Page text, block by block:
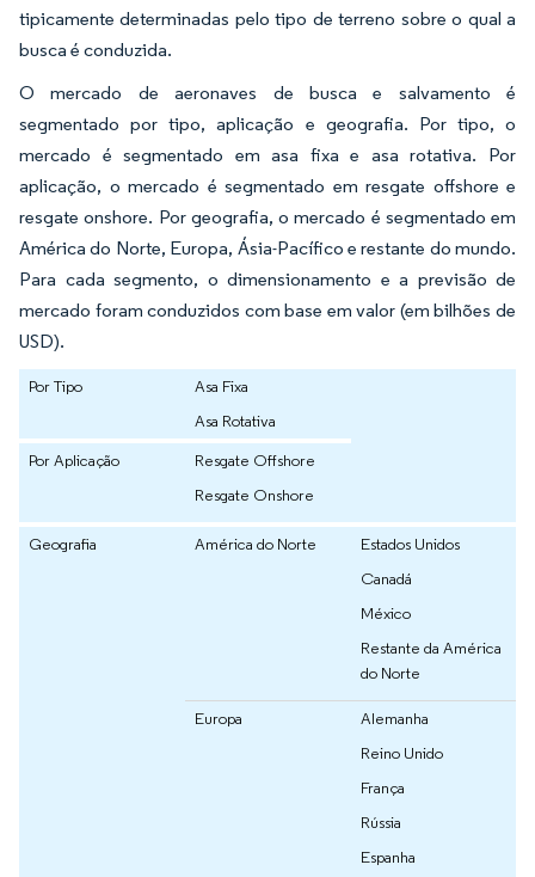
tipicamente determinadas pelo tipo de terreno sobre o qual a
busca é conduzida.
O mercado de aeronaves de busca e salvamento é
segmentado por tipo, aplicação e geografia. Por tipo, o
mercado é segmentado em asa fixa e asa rotativa. Por
aplicação, o mercado é segmentado em resgate offshore e
resgate onshore. Por geografia, o mercado é segmentado em
América do Norte, Europa, Ásia-Pacífico e restante do mundo.
Para cada segmento, o dimensionamento e a previsão de
mercado foram conduzidos com base em valor (em bilhões de
USD).
Por Tipo
Asa Fixa
Asa Rotativa
Por Aplicação
Resgate Offshore
Resgate Onshore
Geografia América do Norte
Estados Unidos
Canadá
México
Restante da América
do Norte
Europa
Alemanha
Reino Unido
França
Rússia
Espanha